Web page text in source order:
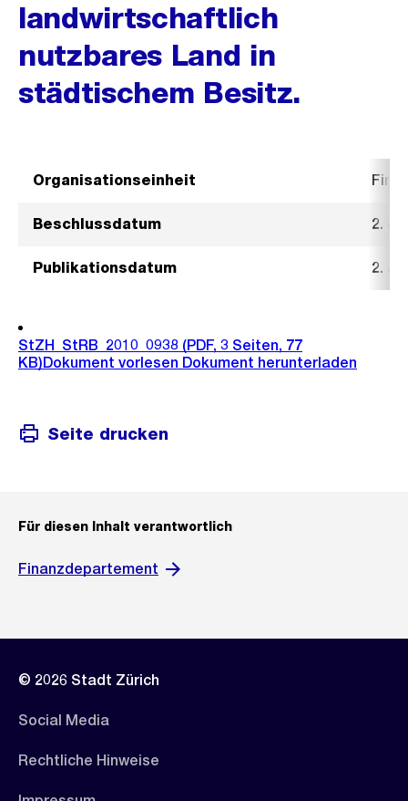
landwirtschaftlich
nutzbares Land in
städtischem Besitz.
Organisationseinheit
Beschlussdatum 2.
Publikationsdatum 2.
StZH_StRB_2010_0938 (PDF, 3 Seiten, 77
KB)Dokument vorlesen Dokument herunterladen
Seite drucken
Für diesen Inhalt verantwortlich
Finanzdepartement
© 2026 Stadt Zürich
Social Media
Rechtliche Hinweise